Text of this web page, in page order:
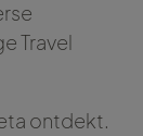
Travel
ontdekt.